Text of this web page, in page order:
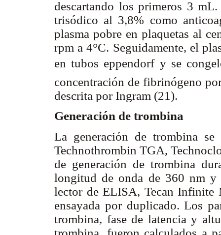
descartando los primeros 3
trisódico al 3,8% como
plasma pobre en plaquetas al
rpm a 4°C. Seguidamente, el
en tubos eppendorf y se
concentración de fibrinógeno
descrita por Ingram (21).
Generación de trombina
La generación de trombina
Technothrombin TGA,
de generación de trombina
longitud de onda de 360 nm
lector de ELISA, Tecan Infinite
ensayada por duplicado. Los
trombina, fase de latencia y